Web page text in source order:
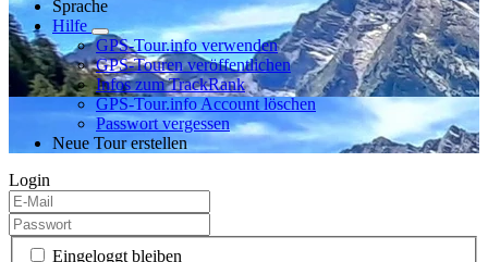
Sprache
Hilfe
GPS-Tour.info verwenden
GPS-Touren veröffentlichen
Infos zum TrackRank
GPS-Tour.info Account löschen
Passwort vergessen
Neue Tour erstellen
Login
Eingeloggt bleiben